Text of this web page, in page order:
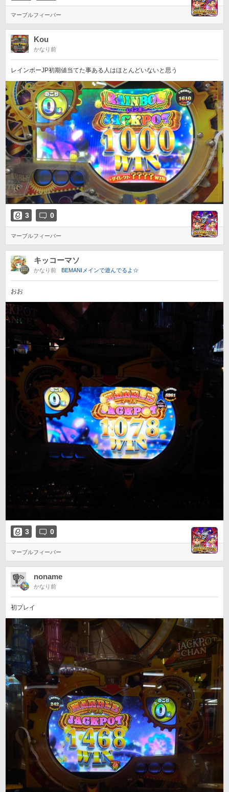
マーブルフィーバー
Kou
かなり前
レインボーJP初期値当てた事ある人はほとんどいないと思う
3 0
マーブルフィーバー
キッコーマソ
かなり前 BEMANIメインで遊んでるよ☆
おお
3 0
マーブルフィーバー
noname
かなり前
初プレイ